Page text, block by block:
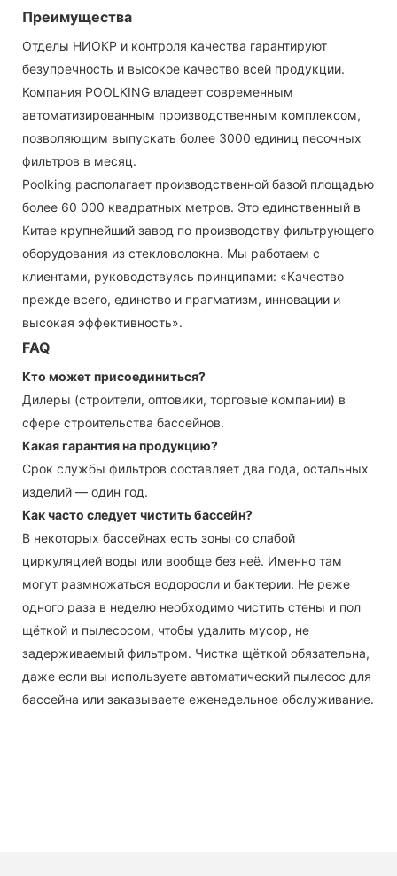
Преимущества
Отделы НИОКР и контроля качества гарантируют
безупречность и высокое качество всей продукции.
Компания POOLKING владеет современным
автоматизированным производственным комплексом,
позволяющим выпускать более 3000 единиц песочных
фильтров в месяц.
Poolking располагает производственной базой площадью
более 60 000 квадратных метров. Это единственный в
Китае крупнейший завод по производству фильтрующего
оборудования из стекловолокна. Мы работаем с
клиентами, руководствуясь принципами: «Качество
прежде всего, единство и прагматизм, инновации и
высокая эффективность».
FAQ
Кто может присоединиться?
Дилеры (строители, оптовики, торговые компании) в
сфере строительства бассейнов.
Какая гарантия на продукцию?
Срок службы фильтров составляет два года, остальных
изделий — один год.
Как часто следует чистить бассейн?
В некоторых бассейнах есть зоны со слабой
циркуляцией воды или вообще без неё. Именно там
могут размножаться водоросли и бактерии. Не реже
одного раза в неделю необходимо чистить стены и пол
щёткой и пылесосом, чтобы удалить мусор, не
задерживаемый фильтром. Чистка щёткой обязательна,
даже если вы используете автоматический пылесос для
бассейна или заказываете еженедельное обслуживание.